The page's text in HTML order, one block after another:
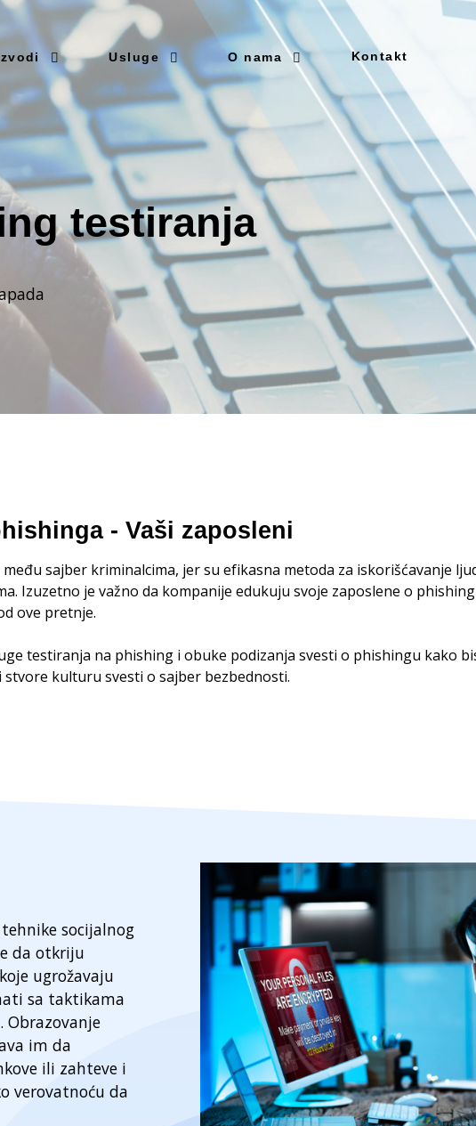
Usluge O nama Kontakt
testiranja
- Vaši zaposleni
sajber kriminalcima, jer su efikasna metoda za iskorišćavanje
Izuzetno je važno da kompanije edukuju svoje zaposlene o
ove pretnje.
testiranja na phishing i obuke podizanja svesti o phishingu kako
kulturu svesti o sajber bezbednosti.
socijalnog
da otkriju
ugrožavaju
sa taktikama
Obrazovanje
im da
ili zahteve i
verovatnoću da